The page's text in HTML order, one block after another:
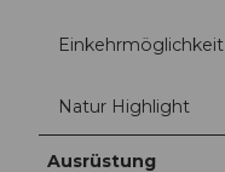
Einkehrmöglichkeit
Natur Highlight
Ausrüstung